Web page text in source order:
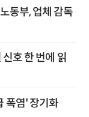
동부, 업체 감독
호 한 번에 읽
폭염' 장기화